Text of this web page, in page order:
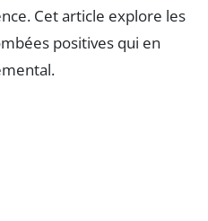
Cet article explore les
positives qui en